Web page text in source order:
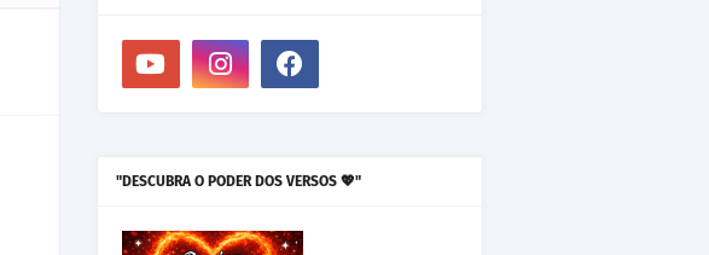
"DESCUBRA O PODER DOS VERSOS 💖"